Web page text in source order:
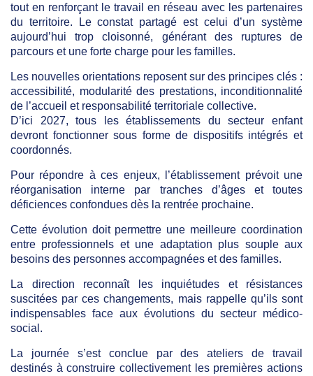
tout en renforçant le travail en réseau avec les partenaires
du territoire. Le constat partagé est celui d’un système
aujourd’hui trop cloisonné, générant des ruptures de
parcours et une forte charge pour les familles.
Les nouvelles orientations reposent sur des principes clés :
accessibilité, modularité des prestations, inconditionnalité
de l’accueil et responsabilité territoriale collective.
D’ici 2027, tous les établissements du secteur enfant
devront fonctionner sous forme de dispositifs intégrés et
coordonnés.
Pour répondre à ces enjeux, l’établissement prévoit une
réorganisation interne par tranches d’âges et toutes
déficiences confondues dès la rentrée prochaine.
Cette évolution doit permettre une meilleure coordination
entre professionnels et une adaptation plus souple aux
besoins des personnes accompagnées et des familles.
La direction reconnaît les inquiétudes et résistances
suscitées par ces changements, mais rappelle qu’ils sont
indispensables face aux évolutions du secteur médico-
social.
La journée s’est conclue par des ateliers de travail
destinés à construire collectivement les premières actions